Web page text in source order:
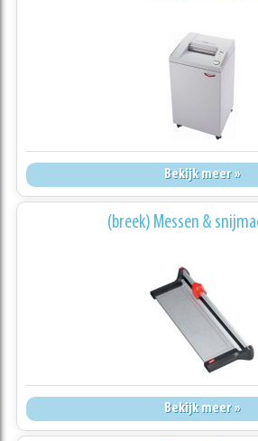
Bekijk meer »
(breek) Messen &
Bekijk meer »